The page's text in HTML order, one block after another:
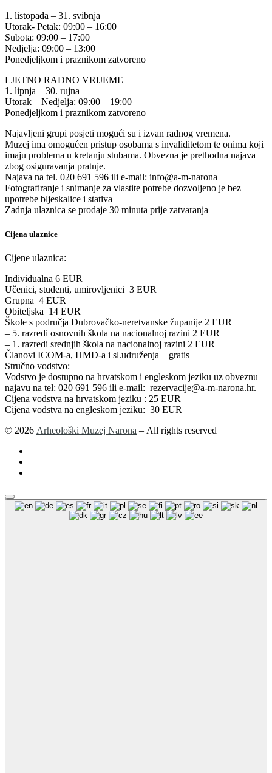
1. listopada – 31. svibnja
Utorak- Petak: 09:00 – 16:00
Subota: 09:00 – 17:00
Nedjelja: 09:00 – 13:00
Ponedjeljkom i praznikom zatvoreno
LJETNO RADNO VRIJEME
1. lipnja – 30. rujna
Utorak – Nedjelja: 09:00 – 19:00
Ponedjeljkom i praznikom zatvoreno
Najavljeni grupi posjeti mogući su i izvan radnog vremena.
Muzej ima omogućen pristup osobama s invaliditetom te onima koji
imaju problema u kretanju stubama. Obvezna je prethodna najava
zbog osiguravanja pratnje.
Najava na tel. 020 691 596 ili e-mail: info@a-m-narona
Fotografiranje i snimanje za vlastite potrebe dozvoljeno je bez
upotrebe bljeskalice i stativa
Zadnja ulaznica se prodaje 30 minuta prije zatvaranja
Cijena ulaznice
Cijene ulaznica:
Individualna 6 EUR
Učenici, studenti, umirovljenici 3 EUR
Grupna 4 EUR
Obiteljska 14 EUR
Škole s područja Dubrovačko-neretvanske županije 2 EUR
– 5. razredi osnovnih škola na nacionalnoj razini 2 EUR
– 1. razredi srednjih škola na nacionalnoj razini 2 EUR
Članovi ICOM-a, HMD-a i sl.udruženja – gratis
Stručno vodstvo:
Vodstvo je dostupno na hrvatskom i engleskom jeziku uz obveznu
najavu na tel: 020 691 596 ili e-mail: rezervacije@a-m-narona.hr.
Cijena vodstva na hrvatskom jeziku : 25 EUR
Cijena vodstva na engleskom jeziku: 30 EUR
© 2026 Arheološki Muzej Narona – All rights reserved